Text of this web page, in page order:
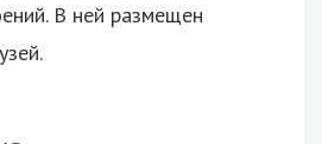
В ней размещен